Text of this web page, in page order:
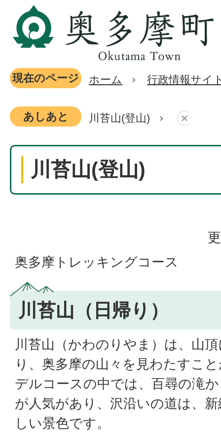
現在のページ ホーム 行政情報サイ
あしあと 川苔山(登山)
川苔山(登山)
奥多摩トレッキングコース
川苔山（日帰り）
川苔山（かわのりやま）は、山
り、奥多摩の山々を見わたすこ
デルコースの中では、百尋の滝
が人気があり、沢沿いの道は、
しい景色です。